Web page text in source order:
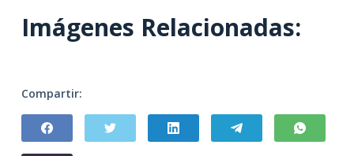
Imágenes Relacionadas:
Compartir: